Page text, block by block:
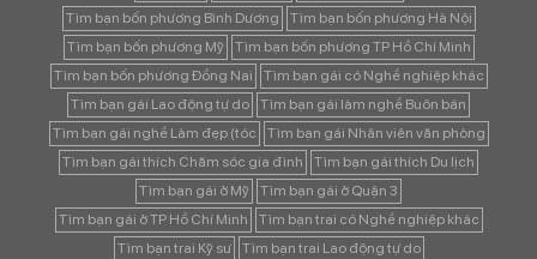
Tìm bạn bốn phương Bình Dương
Tìm bạn bốn phương Hà Nội
Tìm bạn bốn phương Mỹ
Tìm bạn bốn phương TP Hồ Chí Minh
Tìm bạn bốn phương Đồng Nai
Tìm bạn gái có Nghề nghiệp khác
Tìm bạn gái Lao động tự do
Tìm bạn gái làm nghề Buôn bán
Tìm bạn gái nghề Làm đẹp (tóc
Tìm bạn gái Nhân viên văn phòng
Tìm bạn gái thích Chăm sóc gia đình
Tìm bạn gái thích Du lịch
Tìm bạn gái ở Mỹ
Tìm bạn gái ở Quận 3
Tìm bạn gái ở TP Hồ Chí Minh
Tìm bạn trai có Nghề nghiệp khác
Tìm bạn trai Kỹ sư
Tìm bạn trai Lao động tự do